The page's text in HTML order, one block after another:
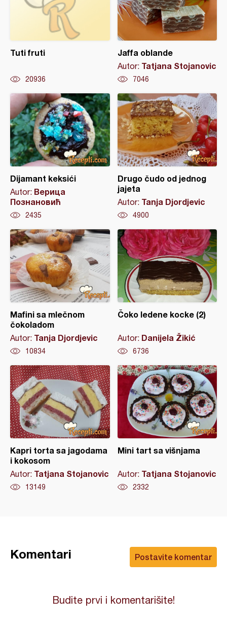
Tuti fruti
20936
Jaffa oblande
Autor: Tatjana Stojanovic
7046
Dijamant keksići
Autor: Верица
Познановић
2435
Drugo čudo od jednog
jajeta
Autor: Tanja Djordjevic
4900
Mafini sa mlečnom
čokoladom
Autor: Tanja Djordjevic
10834
Čoko ledene kocke (2)
Autor: Danijela Žikić
6736
Kapri torta sa jagodama
i kokosom
Autor: Tatjana Stojanovic
13149
Mini tart sa višnjama
Autor: Tatjana Stojanovic
2332
Postavite komentar
Komentari
Budite prvi i komentarišite!